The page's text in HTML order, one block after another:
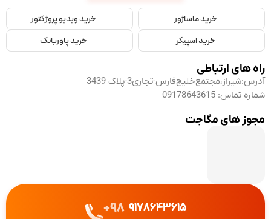
خرید ماساژور
خرید ویدیو پروژکتور
خرید اسپیکر
خرید پاوربانک
راه های ارتباطی
آدرس:شیراز،مجتمع‌خلیج‌فارس-تجاری3-پلاک 3439
شماره تماس: 09178643615
مجوز های مگاجت
9178643615
98+